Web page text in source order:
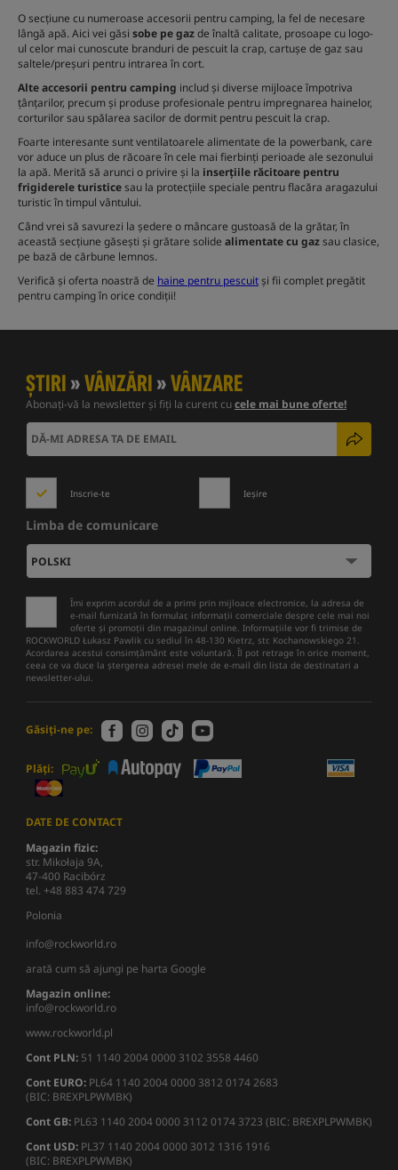
O secțiune cu numeroase accesorii pentru camping, la fel de necesare
lângă apă. Aici vei găsi sobe pe gazde înaltă calitate, prosoape cu logo-
ul celor mai cunoscute branduri de pescuit la crap, cartușe de gaz sau
saltele/preșuri pentru intrarea în cort.
Alte accesorii pentru camping includ și diverse mijloace împotriva
țânțarilor, precum și produse profesionale pentru impregnarea hainelor,
corturilor sau spălarea sacilor de dormit pentru pescuit la crap.
Foarte interesante sunt ventilatoarele alimentate de la powerbank, care
vor aduce un plus de răcoare în cele mai fierbinți perioade ale sezonului
la apă. Merită să arunci o privire și la inserțiile răcitoare pentru
frigiderele turisticesau la protecțiile speciale pentru flacăra aragazului
turistic în timpul vântului.
Când vrei să savurezi la ședere o mâncare gustoasă de la grătar, în
această secțiune găsești și grătare solide alimentate cu gazsau clasice,
pe bază de cărbune lemnos.
Verifică și oferta noastră de haine pentru pescuitși fii complet pregătit
pentru camping în orice condiții!
ȘTIRI»VÂNZĂRI»VÂNZARE
Abonați-vă la newsletter și fiți la curent cucele mai bune oferte!
Inscrie-te Ieșire
Limba de comunicare
Îmi exprim acordul de a primi prin mijloace electronice, la adresa de
e-mail furnizată în formular, informații comerciale despre cele mai noi
oferte și promoții din magazinul online. Informațiile vor fi trimise de
ROCKWORLD Łukasz Pawlik cu sediul în 48-130 Kietrz, str. Kochanowskiego 21.
Acordarea acestui consimțământ este voluntară. Îl pot retrage în orice moment,
ceea ce va duce la ștergerea adresei mele de e-mail din lista de destinatari a
newsletter-ului.
Găsiți-ne pe:
Plăți:
DATE DE CONTACT
Magazin fizic:
str. Mikołaja 9A,
47-400 Racibórz
tel. +48 883 474 729
Polonia
info@rockworld.ro
arată cum să ajungi pe harta Google
Magazin online:
info@rockworld.ro
www.rockworld.pl
Cont PLN: 51 1140 2004 0000 3102 3558 4460
Cont EURO: PL64 1140 2004 0000 3812 0174 2683
(BIC: BREXPLPWMBK)
Cont GB: PL63 1140 2004 0000 3112 0174 3723 (BIC: BREXPLPWMBK)
Cont USD: PL37 1140 2004 0000 3012 1316 1916
(BIC: BREXPLPWMBK)